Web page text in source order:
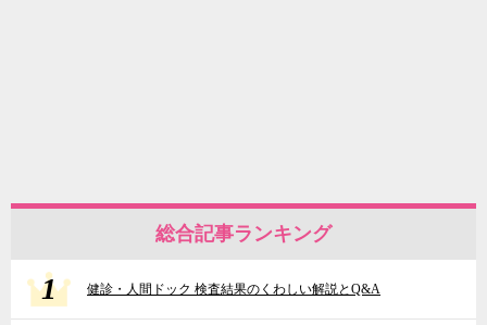
総合記事ランキング
1 健診・人間ドック 検査結果のくわしい解説とQ&A